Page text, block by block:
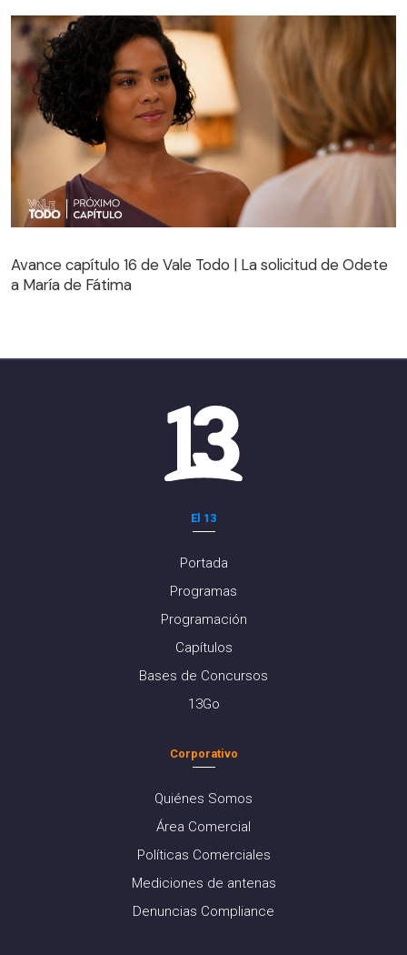
a María de Fátima
Avance capítulo 16 de Vale Todo | La solicitud de Odete
a María de Fátima
El 13
Portada
Programas
Programación
Capítulos
Bases de Concursos
13Go
Corporativo
Quiénes Somos
Área Comercial
Políticas Comerciales
Mediciones de antenas
Denuncias Compliance